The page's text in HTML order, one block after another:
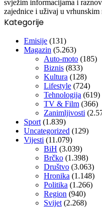
svježim informacijama i
zajednice i uživaj u vrhunskim
Kategorije
Emisije (131)
Magazin (5.263)
Auto-moto (185)
Biznis (833)
Kultura (128)
Lifestyle (724)
Tehnologija (619)
TV & Film (366)
Zanimljivosti
Sport (1.839)
Uncategorized (129)
Vijesti (11.079)
BiH (3.039)
Brčko (1.398)
Društvo (3.063)
Hronika (1.148)
Politika (1.266)
Region (940)
Svijet (2.268)